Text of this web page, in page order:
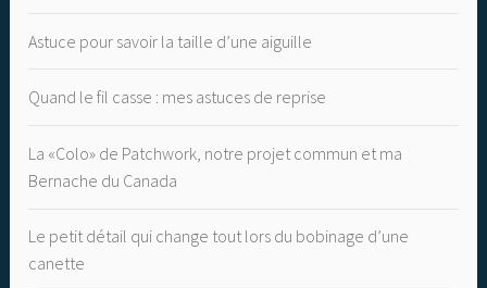
Astuce pour savoir la taille d’une aiguille
Quand le fil casse : mes astuces de reprise
La «Colo» de Patchwork, notre projet commun et ma
Bernache du Canada
Le petit détail qui change tout lors du bobinage d’une
canette